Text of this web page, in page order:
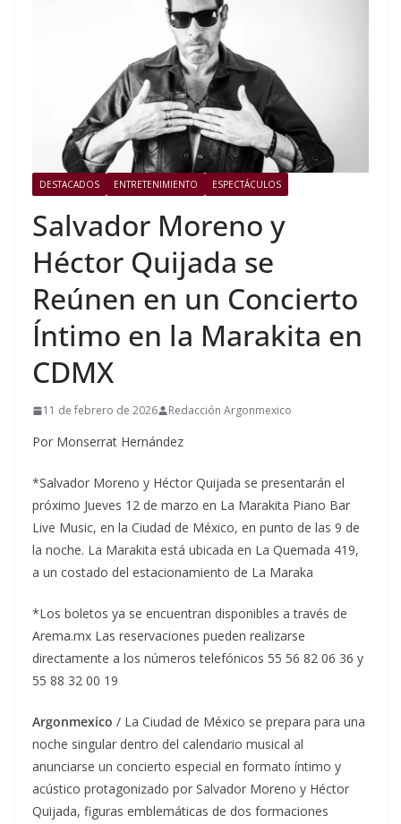
DESTACADOS ENTRETENIMIENTO ESPECTÁCULOS
Salvador Moreno y
Héctor Quijada se
Reúnen en un Concierto
Íntimo en la Marakita en
CDMX
11 de febrero de 2026 Redacción Argonmexico
Por Monserrat Hernández
*Salvador Moreno y Héctor Quijada se presentarán el
próximo Jueves 12 de marzo en La Marakita Piano Bar
Live Music, en la Ciudad de México, en punto de las 9 de
la noche. La Marakita está ubicada en La Quemada 419,
a un costado del estacionamiento de La Maraka
*Los boletos ya se encuentran disponibles a través de
Arema.mx Las reservaciones pueden realizarse
directamente a los números telefónicos 55 56 82 06 36 y
55 88 32 00 19
Argonmexico / La Ciudad de México se prepara para una
noche singular dentro del calendario musical al
anunciarse un concierto especial en formato íntimo y
acústico protagonizado por Salvador Moreno y Héctor
Quijada, figuras emblemáticas de dos formaciones